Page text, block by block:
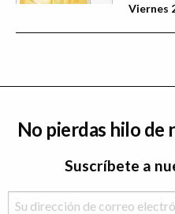
Viernes
No pierdas hilo de
Suscríbete a